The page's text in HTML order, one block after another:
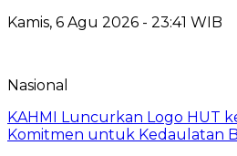
Kamis, 6 Agu 2026 - 23:41 WIB
Nasional
KAHMI Luncurkan Logo HUT
Komitmen untuk Kedaulatan